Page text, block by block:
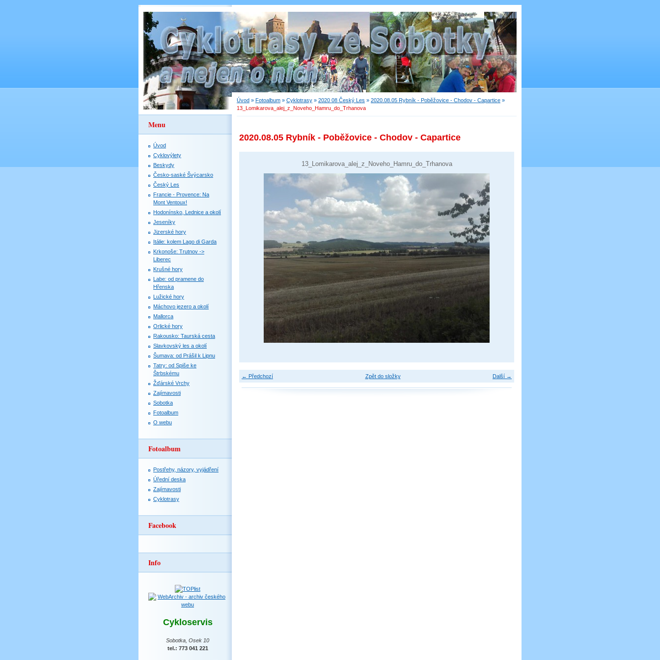
Úvod » Fotoalbum » Cyklotrasy » 2020 08 Český Les » 2020.08.05 Rybník - Poběžovice - Chodov - Capartice »
13_Lomikarova_alej_z_Noveho_Hamru_do_Trhanova
2020.08.05 Rybník - Poběžovice - Chodov - Capartice
13_Lomikarova_alej_z_Noveho_Hamru_do_Trhanova
← Předchozí Další →
Zpět do složky
Menu
Úvod
Cyklovýlety
Beskydy
Česko-saské Švýcarsko
Český Les
Francie - Provence: Na
Mont Ventoux!
Hodonínsko, Lednice a okolí
Jeseníky
Jizerské hory
Itálie: kolem Lago di Garda
Krkonoše: Trutnov ->
Liberec
Krušné hory
Labe: od pramene do
Hřenska
Lužické hory
Máchovo jezero a okolí
Mallorca
Orlické hory
Rakousko: Taurská cesta
Slavkovský les a okolí
Šumava: od Prášil k Lipnu
Tatry: od Spiše ke
Štrbskému
Žďárské Vrchy
Zajímavosti
Sobotka
Fotoalbum
O webu
Fotoalbum
Postřehy, názory, vyjádření
Úřední deska
Zajímavosti
Cyklotrasy
Facebook
Info
Cykloservis
Sobotka, Osek 10
tel.: 773 041 221